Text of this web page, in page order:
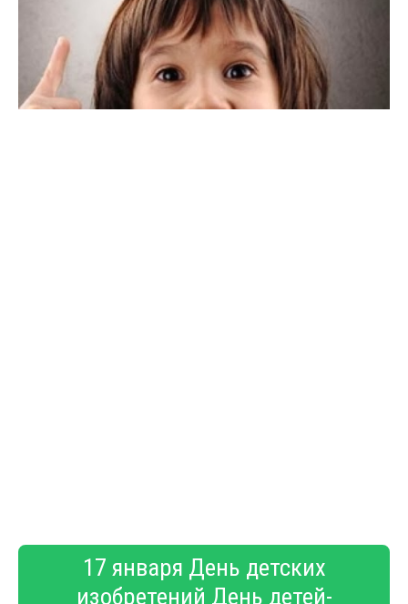
17 января День детских
изобретений День детей-